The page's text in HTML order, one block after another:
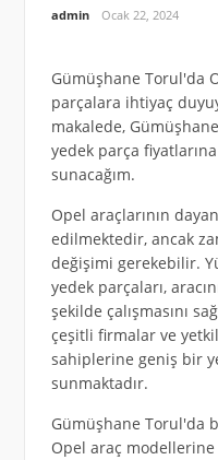
admin Ocak 22, 2024
Gümüşhane Torul'da
parçalara ihtiyaç
makalede,
yedek parça
sunacağım.
Opel araçlarının
edilmektedir, ancak
değişimi gerekebilir.
yedek parçaları,
şekilde çalışmasını
çeşitli firmalar ve
sahiplerine geniş bir
sunmaktadır.
Gümüşhane Torul'da
Opel araç